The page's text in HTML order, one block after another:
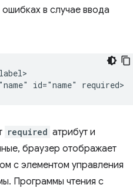
в случае ввода
required атрибут и
браузер отображает
с элементом управления
Программы чтения с